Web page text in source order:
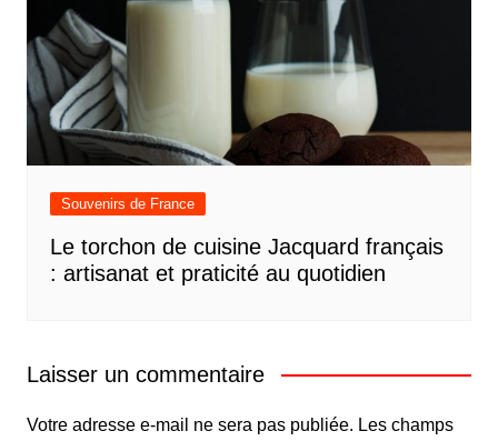
Souvenirs de France
Le torchon de cuisine Jacquard français
: artisanat et praticité au quotidien
Laisser un commentaire
Votre adresse e-mail ne sera pas publiée. Les champs